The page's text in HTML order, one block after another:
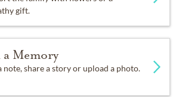
gift.
Memory
note, share a story or upload a photo.